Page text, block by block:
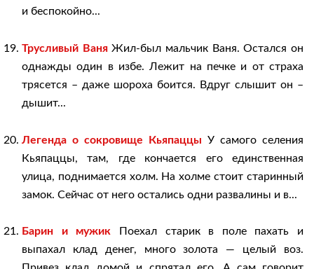
и беспокойно...
Трусливый ВаняЖил-был мальчик Ваня. Остался он
однажды один в избе. Лежит на печке и от страха
трясется – даже шороха боится. Вдруг слышит он –
дышит...
Легенда о сокровище Кьяпаццы У самого селения
Кьяпаццы, там, где кончается его единственная
улица, поднимается холм. На холме стоит старинный
замок. Сейчас от него остались одни развалины и в...
Барин и мужик Поехал старик в поле пахать и
выпахал клад денег, много золота — целый воз.